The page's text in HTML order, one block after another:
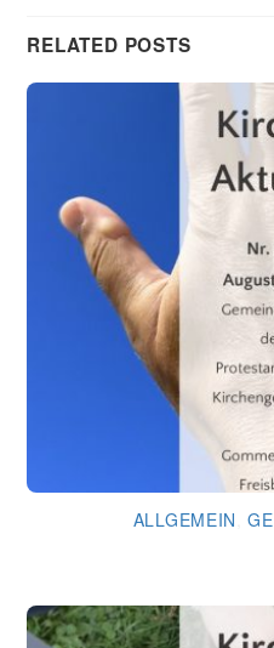
RELATED POSTS
ALLGEMEIN ,